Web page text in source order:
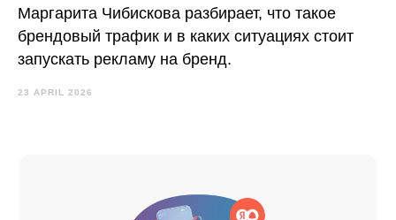
Маргарита Чибискова разбирает, что такое
брендовый трафик и в каких ситуациях стоит
запускать рекламу на бренд.
23 APRIL 2026